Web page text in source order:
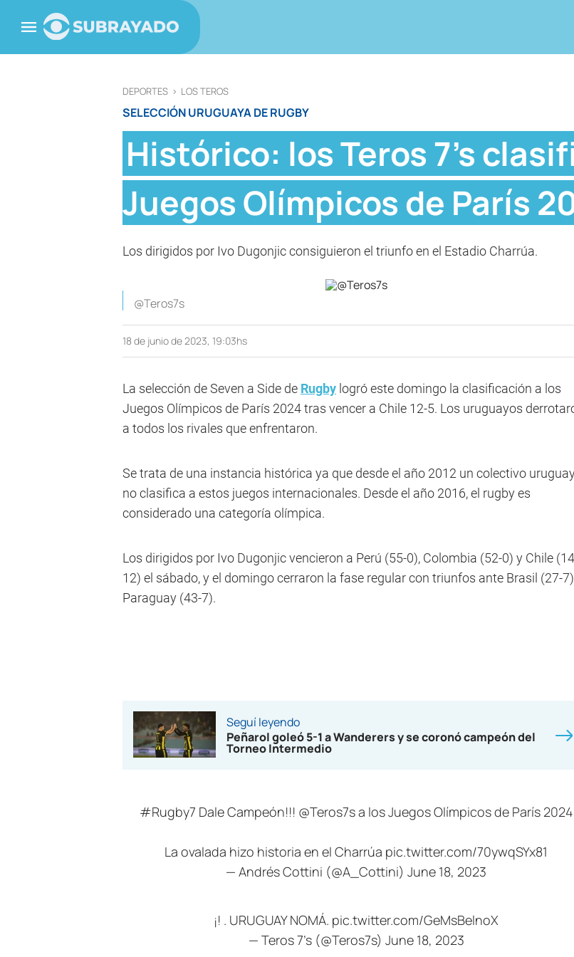
DEPORTES > LOS TEROS
SELECCIÓN URUGUAYA DE RUGBY
Histórico: los Teros 7's
Juegos Olímpicos de París
Los dirigidos por Ivo Dugonjic consiguieron el triunfo en el Estadio Charrúa.
@Teros7s
18 de junio de 2023, 19:03hs
La selección de Seven a Side de Rugby logró este domingo la clasificación a los
Juegos Olímpicos de París 2024 tras vencer a Chile 12-5. Los uruguayos
a todos los rivales que enfrentaron.
Se trata de una instancia histórica ya que desde el año 2012 un colectivo
no clasifica a estos juegos internacionales. Desde el año 2016, el rugby es
considerado una categoría olímpica.
Los dirigidos por Ivo Dugonjic vencieron a Perú (55-0), Colombia (52-0) y Chile
12) el sábado, y el domingo cerraron la fase regular con triunfos ante Brasil (27-
Paraguay (43-7).
Seguí leyendo
Peñarol goleó 5-1 a Wanderers y se coronó campeón del
Torneo Intermedio
#Rugby7 Dale Campeón!!! @Teros7sa los Juegos Olímpicos de París 2024
La ovalada hizo historia en el Charrúa pic.twitter.com/70ywqSYx81
— Andrés Cottini (@A_Cottini)June 18, 2023
¡! . URUGUAY NOMÁ. pic.twitter.com/GeMsBelnoX
— Teros 7's (@Teros7s) June 18, 2023